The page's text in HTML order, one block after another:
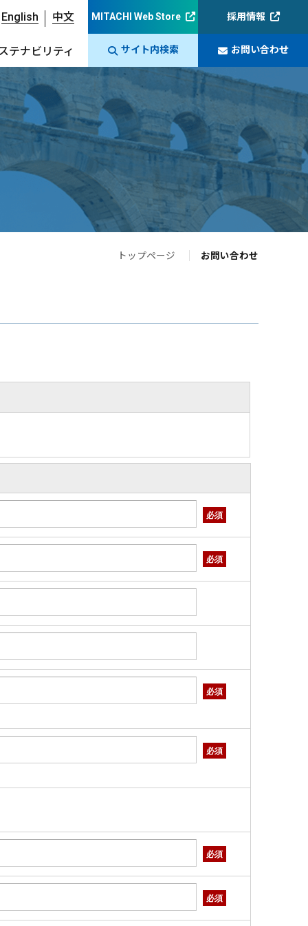
English 中文
テナビリティ
MITACHI Web Store 採用情報
サイト内検索 お問い合わせ
トップページ お問い合わせ
必須
必須
必須
必須
必須
必須